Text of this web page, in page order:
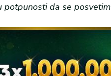
potpunosti da se posvetim